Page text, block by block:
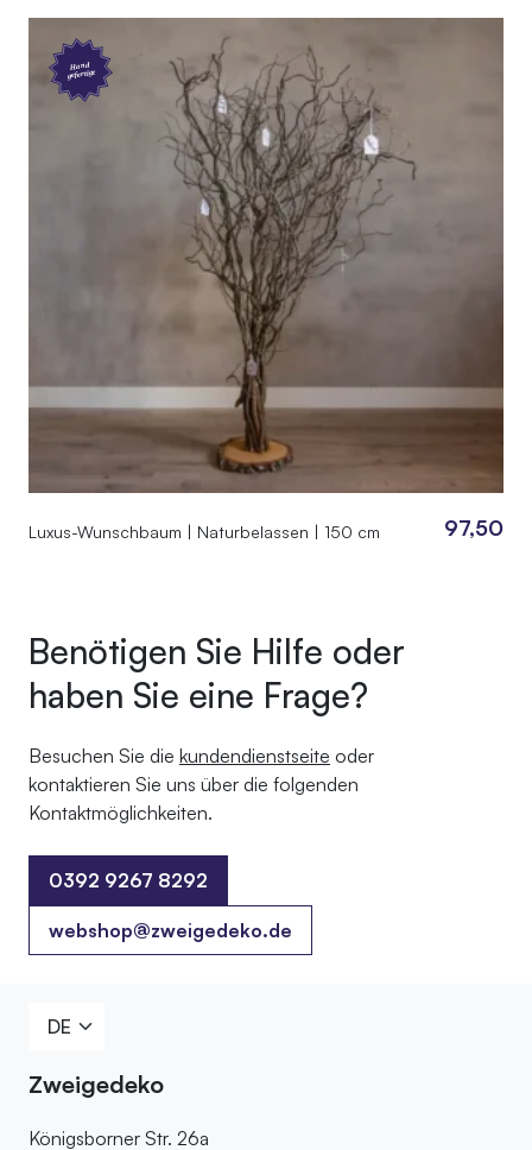
Hand
gefertigt
Luxus-Wunschbaum | Naturbelassen | 150 cm 97,50
Benötigen Sie Hilfe oder
haben Sie eine Frage?
Besuchen Sie die kundendienstseite oder
kontaktieren Sie uns über die folgenden
Kontaktmöglichkeiten.
0392 9267 8292
0392 9267 8292
webshop@zweigedeko.de
Zweigedeko
Königsborner Str. 26a